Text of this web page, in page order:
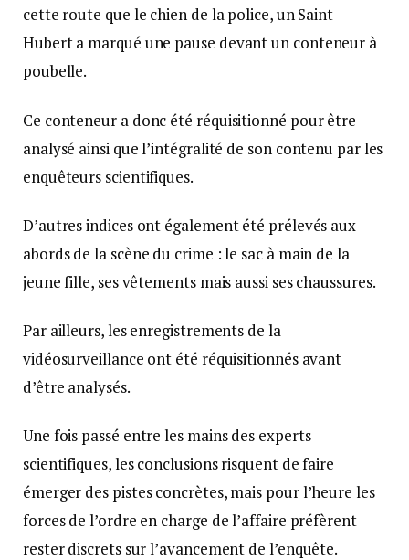
cette route que le chien de la police, un Saint-
Hubert a marqué une pause devant un conteneur à
poubelle.
Ce conteneur a donc été réquisitionné pour être
analysé ainsi que l’intégralité de son contenu par les
enquêteurs scientifiques.
D’autres indices ont également été prélevés aux
abords de la scène du crime : le sac à main de la
jeune fille, ses vêtements mais aussi ses chaussures.
Par ailleurs, les enregistrements de la
vidéosurveillance ont été réquisitionnés avant
d’être analysés.
Une fois passé entre les mains des experts
scientifiques, les conclusions risquent de faire
émerger des pistes concrètes, mais pour l’heure les
forces de l’ordre en charge de l’affaire préfèrent
rester discrets sur l’avancement de l’enquête.